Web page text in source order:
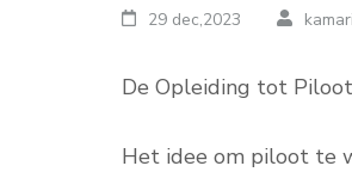
29 dec,2023
De Opleiding tot
Het idee om piloot te